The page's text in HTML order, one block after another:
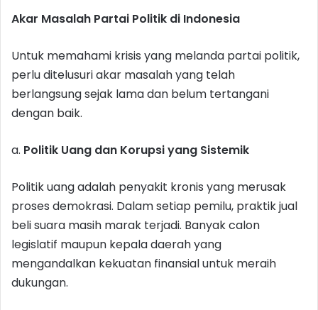
Akar Masalah Partai Politik di Indonesia
Untuk memahami krisis yang melanda partai politik,
perlu ditelusuri akar masalah yang telah
berlangsung sejak lama dan belum tertangani
dengan baik.
a. Politik Uang dan Korupsi yang Sistemik
Politik uang adalah penyakit kronis yang merusak
proses demokrasi. Dalam setiap pemilu, praktik jual
beli suara masih marak terjadi. Banyak calon
legislatif maupun kepala daerah yang
mengandalkan kekuatan finansial untuk meraih
dukungan.